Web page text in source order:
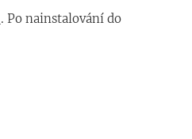
. Po nainstalování do